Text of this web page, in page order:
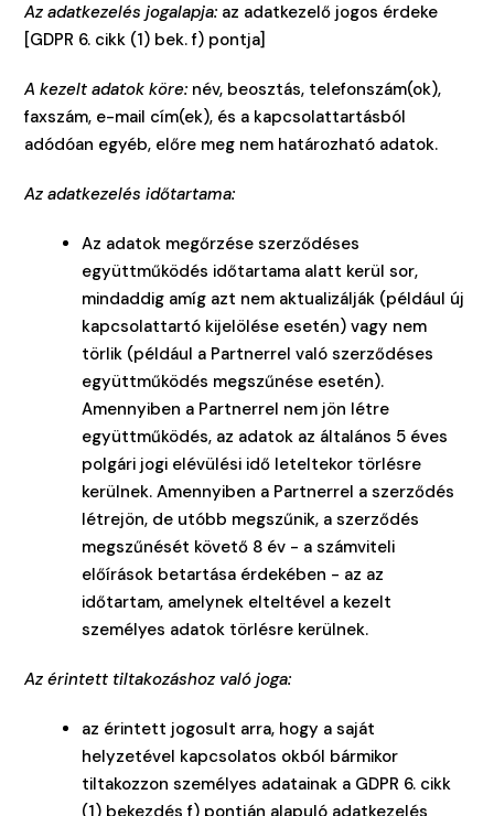
Az adatkezelés jogalapja: az adatkezelő jogos érdeke
[GDPR 6. cikk (1) bek. f) pontja]
A kezelt adatok köre: név, beosztás, telefonszám(ok),
faxszám, e-mail cím(ek), és a kapcsolattartásból
adódóan egyéb, előre meg nem határozható adatok.
Az adatkezelés időtartama:
Az adatok megőrzése szerződéses
együttműködés időtartama alatt kerül sor,
mindaddig amíg azt nem aktualizálják (például új
kapcsolattartó kijelölése esetén) vagy nem
törlik (például a Partnerrel való szerződéses
együttműködés megszűnése esetén).
Amennyiben a Partnerrel nem jön létre
együttműködés, az adatok az általános 5 éves
polgári jogi elévülési idő leteltekor törlésre
kerülnek. Amennyiben a Partnerrel a szerződés
létrejön, de utóbb megszűnik, a szerződés
megszűnését követő 8 év - a számviteli
előírások betartása érdekében - az az
időtartam, amelynek elteltével a kezelt
személyes adatok törlésre kerülnek.
Az érintett tiltakozáshoz való joga:
az érintett jogosult arra, hogy a saját
helyzetével kapcsolatos okból bármikor
tiltakozzon személyes adatainak a GDPR 6. cikk
(1) bekezdés f) pontján alapuló adatkezelés